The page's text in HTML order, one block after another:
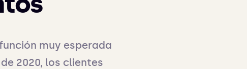
muy esperada
2020, los clientes